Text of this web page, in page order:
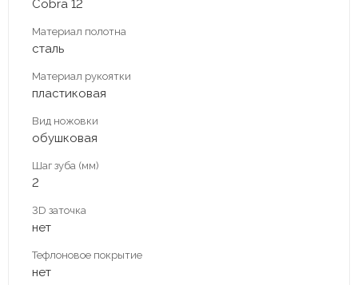
Cobra 12
Материал полотна
сталь
Материал рукоятки
пластиковая
Вид ножовки
обушковая
Шаг зуба (мм)
2
3D заточка
нет
Тефлоновое покрытие
нет